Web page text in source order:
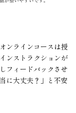
ンラインコースは授
ンストラクションが
フィードバックさせ
に大丈夫？」と不安